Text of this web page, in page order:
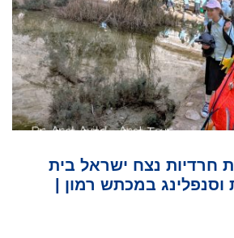
חרדיות נצח ישראל בית
במכתש רמון |